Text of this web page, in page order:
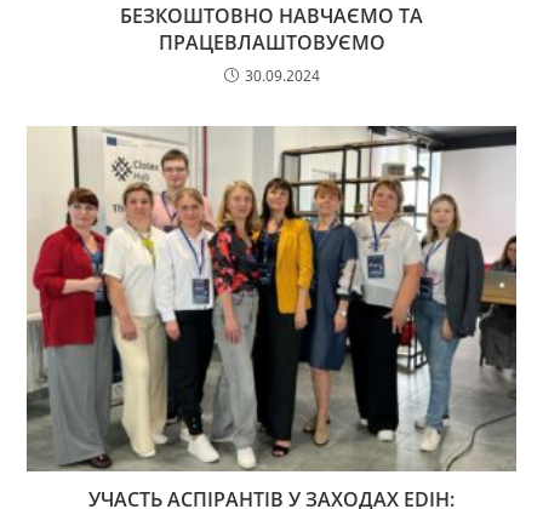
БЕЗКОШТОВНО НАВЧАЄМО ТА
ПРАЦЕВЛАШТОВУЄМО
30.09.2024
УЧАСТЬ АСПІРАНТІВ У ЗАХОДАХ EDIH: